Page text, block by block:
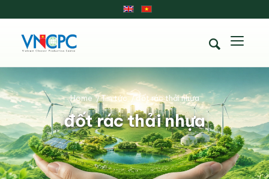
đốt rác thải nhựa
Home /Tin tức /đốt rác thải nhựa